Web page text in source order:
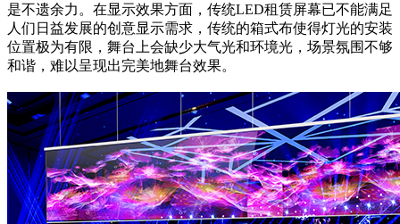
是不遗余力。在显示效果方面，传统LED租赁屏幕已不能满足
人们日益发展的创意显示需求，传统的箱式布使得灯光的安装
位置极为有限，舞台上会缺少大气光和环境光，场景氛围不够
和谐，难以呈现出完美地舞台效果。